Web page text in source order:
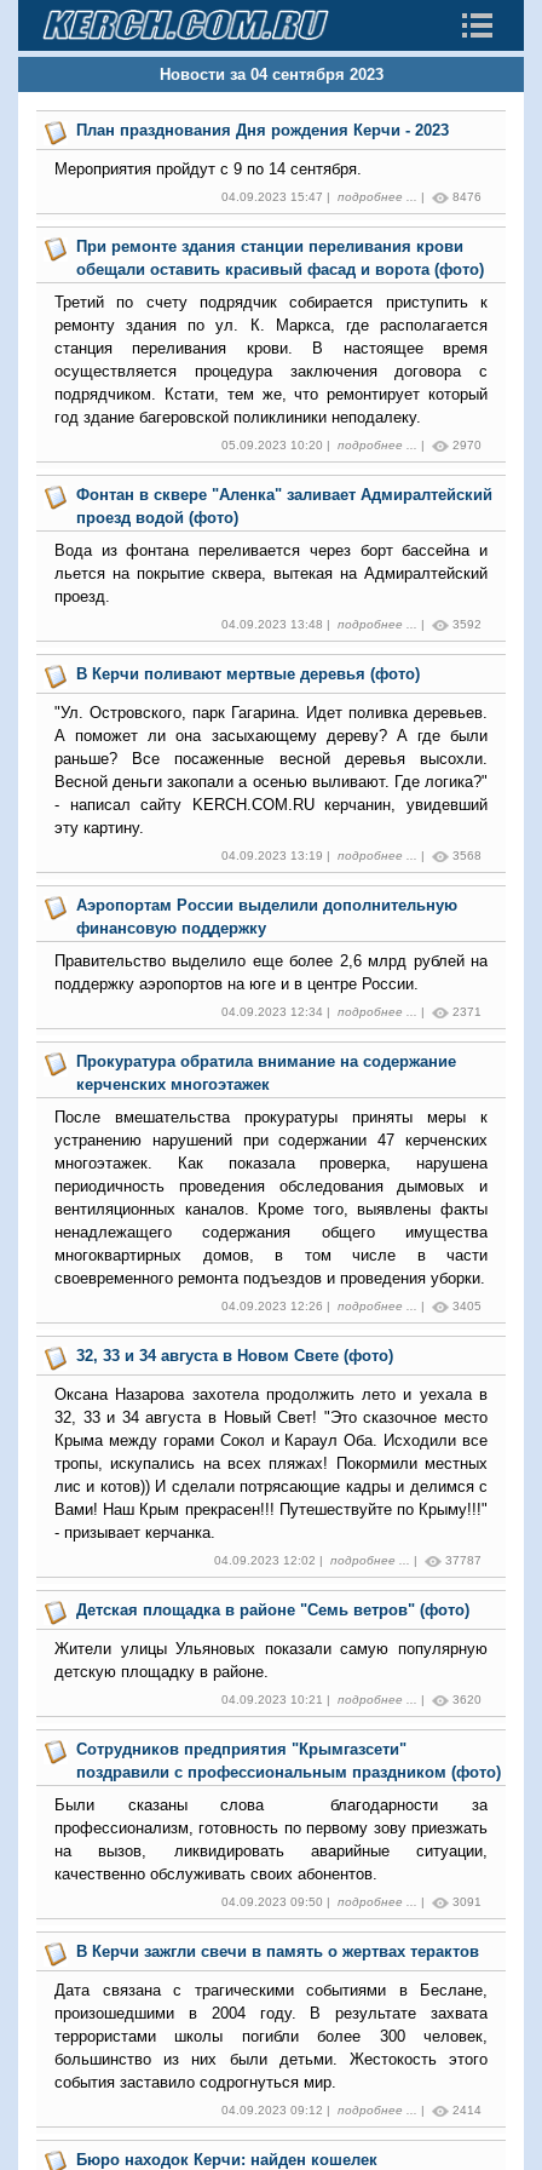
Новости за 04 сентября 2023
План празднования Дня рождения Керчи - 2023
Мероприятия пройдут с 9 по 14 сентября.
04.09.2023 15:47 | подробнее ... | 8476
При ремонте здания станции переливания крови
обещали оставить красивый фасад и ворота (фото)
Третий по счету подрядчик собирается приступить к
ремонту здания по ул. К. Маркса, где располагается
станция переливания крови. В настоящее время
осуществляется процедура заключения договора с
подрядчиком. Кстати, тем же, что ремонтирует который
год здание багеровской поликлиники неподалеку.
05.09.2023 10:20 | подробнее ... | 2970
Фонтан в сквере "Алeнка" заливает Адмиралтейский
проезд водой (фото)
Вода из фонтана переливается через борт бассейна и
льется на покрытие сквера, вытекая на Адмиралтейский
проезд.
04.09.2023 13:48 | подробнее ... | 3592
В Керчи поливают мертвые деревья (фото)
"Ул. Островского, парк Гагарина. Идет поливка деревьев.
А поможет ли она засыхающему дереву? А где были
раньше? Все посаженные весной деревья высохли.
Весной деньги закопали а осенью выливают. Где логика?"
- написал сайту KERCH.COM.RU керчанин, увидевший
эту картину.
04.09.2023 13:19 | подробнее ... | 3568
Аэропортам России выделили дополнительную
финансовую поддержку
Правительство выделило еще более 2,6 млрд рублей на
поддержку аэропортов на юге и в центре России.
04.09.2023 12:34 | подробнее ... | 2371
Прокуратура обратила внимание на содержание
керченских многоэтажек
После вмешательства прокуратуры приняты меры к
устранению нарушений при содержании 47 керченских
многоэтажек. Как показала проверка, нарушена
периодичность проведения обследования дымовых и
вентиляционных каналов. Кроме того, выявлены факты
ненадлежащего содержания общего имущества
многоквартирных домов, в том числе в части
своевременного ремонта подъездов и проведения уборки.
04.09.2023 12:26 | подробнее ... | 3405
32, 33 и 34 августа в Новом Свете (фото)
Оксана Назарова захотела продолжить лето и уехала в
32, 33 и 34 августа в Новый Свет! "Это сказочное место
Крыма между горами Сокол и Караул Оба. Исходили все
тропы, искупались на всех пляжах! Покормили местных
лис и котов)) И сделали потрясающие кадры и делимся с
Вами! Наш Крым прекрасен!!! Путешествуйте по Крыму!!!"
- призывает керчанка.
04.09.2023 12:02 | подробнее ... | 37787
Детская площадка в районе "Семь ветров" (фото)
Жители улицы Ульяновых показали самую популярную
детскую площадку в районе.
04.09.2023 10:21 | подробнее ... | 3620
Сотрудников предприятия "Крымгазсети"
поздравили с профессиональным праздником (фото)
Были сказаны слова благодарности за
профессионализм, готовность по первому зову приезжать
на вызов, ликвидировать аварийные ситуации,
качественно обслуживать своих абонентов.
04.09.2023 09:50 | подробнее ... | 3091
В Керчи зажгли свечи в память о жертвах терактов
Дата связана с трагическими событиями в Беслане,
произошедшими в 2004 году. В результате захвата
террористами школы погибли более 300 человек,
большинство из них были детьми. Жестокость этого
события заставило содрогнуться мир.
04.09.2023 09:12 | подробнее ... | 2414
Бюро находок Керчи: найден кошелек